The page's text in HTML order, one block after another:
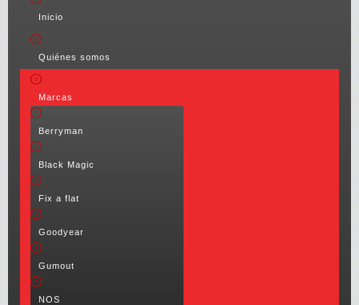
Inicio
Quiénes somos
Marcas
Berryman
Black Magic
Fix a flat
Goodyear
Gumout
NOS